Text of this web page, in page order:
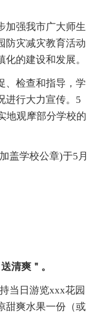
加强我市广大师生
防灾减灾教育活动
的建设和发展。
、检查和指导，学
进行大力宣传。5
地观摩部分学校的
盖学校公章)于5月
清爽＂。
当日游览xxx花园
甜爽水果一份（或